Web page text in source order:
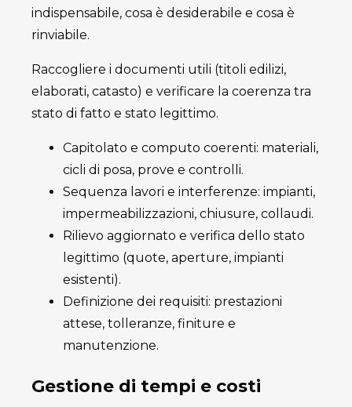
indispensabile, cosa è desiderabile e cosa è
rinviabile.
Raccogliere i documenti utili (titoli edilizi,
elaborati, catasto) e verificare la coerenza tra
stato di fatto e stato legittimo.
Capitolato e computo coerenti: materiali,
cicli di posa, prove e controlli.
Sequenza lavori e interferenze: impianti,
impermeabilizzazioni, chiusure, collaudi.
Rilievo aggiornato e verifica dello stato
legittimo (quote, aperture, impianti
esistenti).
Definizione dei requisiti: prestazioni
attese, tolleranze, finiture e
manutenzione.
Gestione di tempi e costi